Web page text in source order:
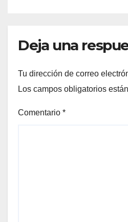
Deja una
Tu dirección de correo
Los campos obligatorios
Comentario *